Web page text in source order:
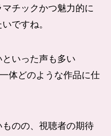
チックかつ魅力的に
ですね。
いった声も多い
体どのような作品に仕
のの、視聴者の期待